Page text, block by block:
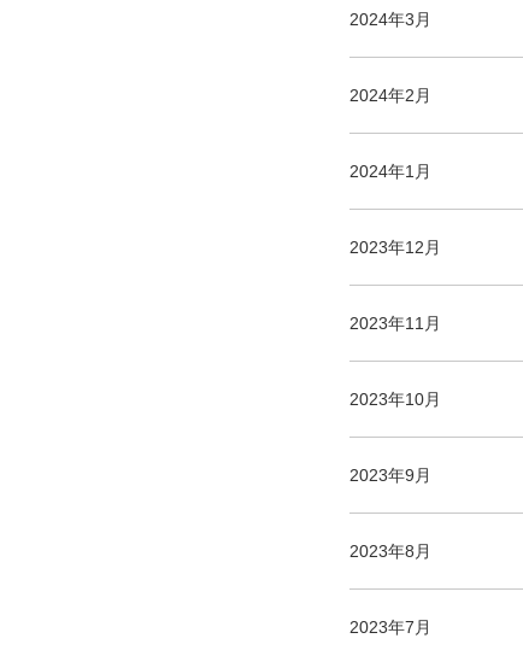
2024年3月
2024年2月
2024年1月
2023年12月
2023年11月
2023年10月
2023年9月
2023年8月
2023年7月